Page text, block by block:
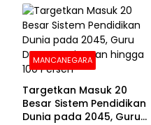
MANCANEGARA
Targetkan Masuk 20
Besar Sistem Pendidikan
Dunia pada 2045, Guru